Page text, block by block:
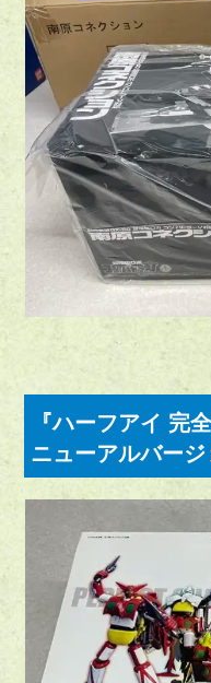
『ハーフアイ 完
ニューアルバージ